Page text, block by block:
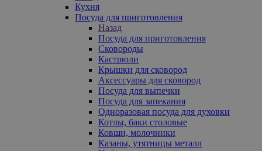
Кухня
Посуда для приготовления
Назад
Посуда для приготовления
Сковороды
Кастрюли
Крышки для сковород
Аксессуары для сковород
Посуда для выпечки
Посуда для запекания
Одноразовая посуда для духовки
Котлы, баки столовые
Ковши, молочники
Казаны, утятницы металл